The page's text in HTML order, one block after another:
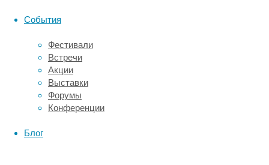
События
Фестивали
Встречи
Акции
Выставки
Форумы
Конференции
Блог
эксперименте
150
восьминедельных
мышей,
которых
разделили
на